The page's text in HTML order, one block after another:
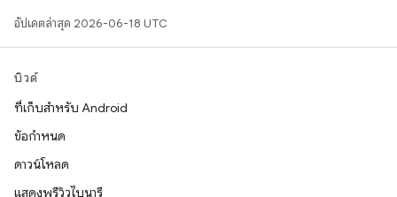
อัปเดตล่าสุด 2026-06-18 UTC
บิวด์
ที่เก็บสำหรับ Android
ข้อกำหนด
ดาวน์โหลด
แสดงพรีวิวไบนารี